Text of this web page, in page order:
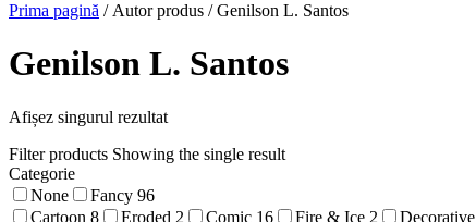
Prima pagină / Autor produs / Genilson L. Santos
Genilson L. Santos
Afișez singurul rezultat
Filter products Showing the single result
Categorie
None
Fancy 96
Cartoon 8 Eroded 2 Comic 16 Fire & Ice 2 Decorative